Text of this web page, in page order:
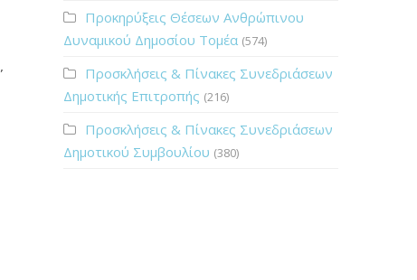
Προκηρύξεις Θέσεων Ανθρώπινου
Δυναμικού Δημοσίου Τομέα (574)
Προσκλήσεις & Πίνακες Συνεδριάσεων
Δημοτικής Επιτροπής (216)
Προσκλήσεις & Πίνακες Συνεδριάσεων
Δημοτικού Συμβουλίου (380)